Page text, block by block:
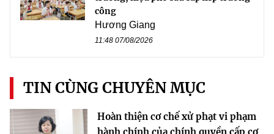
công
Hương Giang
11:48 07/08/2026
TIN CÙNG CHUYÊN MỤC
Hoàn thiện cơ chế xử phạt vi phạm